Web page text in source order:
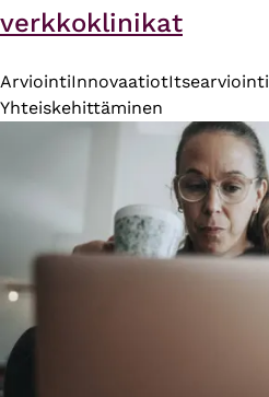
verkkoklinikat
ArviointiInnovaatiotItsearviointi
Yhteiskehittäminen